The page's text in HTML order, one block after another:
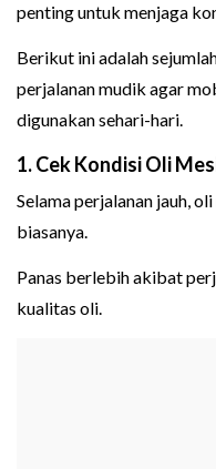
penting untuk menjaga
Berikut ini adalah
perjalanan mudik agar
digunakan sehari-hari.
1. Cek Kondisi Oli
Selama perjalanan jauh,
biasanya.
Panas berlebih akibat
kualitas oli.